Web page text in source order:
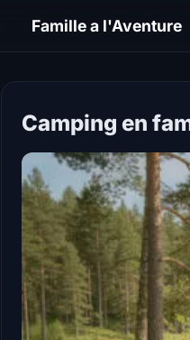
Famille a l'Aventure
Camping en